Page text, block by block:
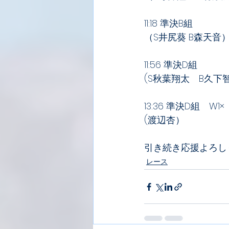
11:18 準決B組
（S井尻葵 B森天音）
11:56 準決D組
(S秋葉翔太　B久下
13:36 準決D組　W1×
(渡辺杏）
引き続き応援よろし
レース